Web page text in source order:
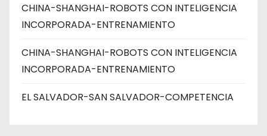
CHINA-SHANGHAI-ROBOTS CON INTELIGENCIA
INCORPORADA-ENTRENAMIENTO
CHINA-SHANGHAI-ROBOTS CON INTELIGENCIA
INCORPORADA-ENTRENAMIENTO
EL SALVADOR-SAN SALVADOR-COMPETENCIA